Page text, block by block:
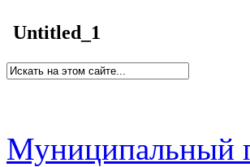
Untitled_1
Муниципальный